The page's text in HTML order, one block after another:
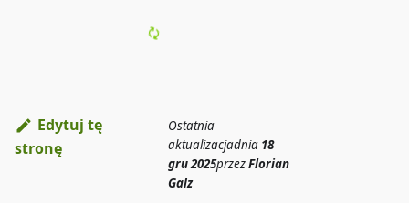
Edytuj tę
stronę
Ostatnia
aktualizacjadnia 18
gru 2025przezFlorian
Galz